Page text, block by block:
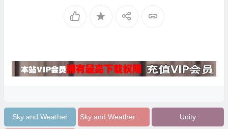
Sky and Weather Unity